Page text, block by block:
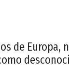
de Europa,